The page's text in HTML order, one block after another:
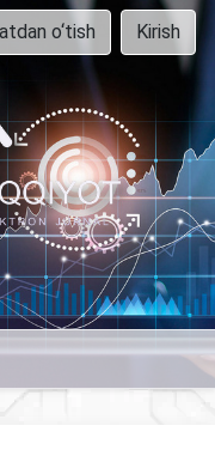
o‘tish Kirish